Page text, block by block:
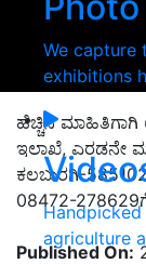
We capture
exhibitions
agriculture
ಹೆಚ್ಚಿನ ಮಾಹಿತಿಗಾಗಿ
ಇಲಾಖೆ, ಎರಡನೇ
ಕಲಬುರಗಿ-
08472-
Published On: